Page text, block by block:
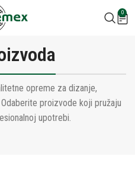
0
opreme za dizanje,
proizvode koji pružaju
upotrebi.